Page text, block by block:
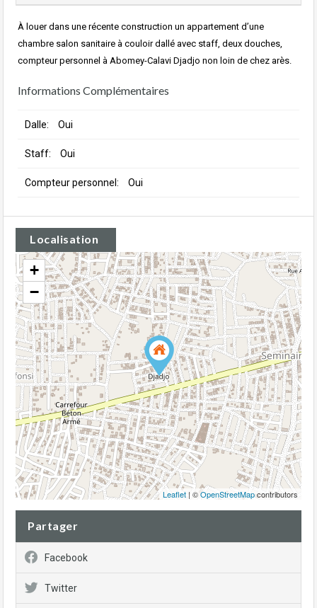
À louer dans une récente construction un appartement d’une
chambre salon sanitaire à couloir dallé avec staff, deux douches,
compteur personnel à Abomey-Calavi Djadjo non loin de chez arès.
Informations Complémentaires
Dalle: Oui
Staff: Oui
Compteur personnel: Oui
Localisation
+
−
Leaflet | ©OpenStreetMapcontributors
Partager
Facebook
Twitter